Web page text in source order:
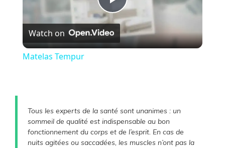
P
l
y
V
Watch on
Matelas Tempur
Tous les experts de la santé sont unanimes : un
sommeil de qualité est indispensable au bon
fonctionnement du corps et de l’esprit. En cas de
nuits agitées ou saccadées, les muscles n’ont pas la